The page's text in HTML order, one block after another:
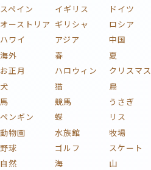
スペイン
イギリス ドイツ
オーストリア ギリシャ ロシア
ハワイ
アジア 中国
海外
春 夏
お正月
ハロウィン クリスマス
犬
猫 鳥
馬
競馬 うさぎ
ペンギン
蝶 リス
動物園
水族館 牧場
野球
ゴルフ スケート
自然
海 山